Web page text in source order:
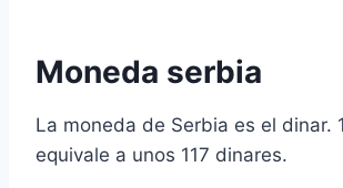
Moneda serbia
La moneda de Serbia es el dinar.
equivale a unos 117 dinares.